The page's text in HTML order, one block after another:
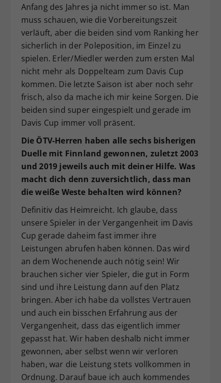
Anfang des Jahres ja nicht immer so ist. Man
muss schauen, wie die Vorbereitungszeit
verläuft, aber die beiden sind vom Ranking her
sicherlich in der Poleposition, im Einzel zu
spielen. Erler/Miedler werden zum ersten Mal
nicht mehr als Doppelteam zum Davis Cup
kommen. Die letzte Saison ist aber noch sehr
frisch, also da mache ich mir keine Sorgen. Die
beiden sind super eingespielt und gerade im
Davis Cup immer voll präsent.
Die ÖTV-Herren haben alle sechs bisherigen
Duelle mit Finnland gewonnen, zuletzt 2003
und 2019 jeweils auch mit deiner Hilfe. Was
macht dich denn zuversichtlich, dass man
die weiße Weste behalten wird können?
Definitiv das Heimreicht. Ich glaube, dass
unsere Spieler in der Vergangenheit im Davis
Cup gerade daheim fast immer ihre
Leistungen abrufen haben können. Das wird
an dem Wochenende auch nötig sein! Wir
brauchen sicher vier Spieler, die gut in Form
sind und ihre Leistung dann auf den Platz
bringen. Aber ich habe da vollstes Vertrauen
und auch ein bisschen Erfahrung aus der
Vergangenheit, dass das eigentlich immer
gepasst hat. Wir haben deshalb nicht immer
gewonnen, aber selbst wenn wir verloren
haben, war die Leistung stets vollkommen in
Ordnung. Darauf baue ich auch kommendes